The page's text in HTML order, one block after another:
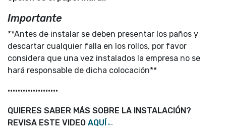
Importante
**Antes de instalar se deben presentar los paños y
descartar cualquier falla en los rollos, por favor
considera que una vez instalados la empresa no se
hará responsable de dicha colocación**
••••••••••••••••••••
QUIERES SABER MÁS SOBRE LA INSTALACIÓN?
REVISA ESTE VIDEO AQUÍ←